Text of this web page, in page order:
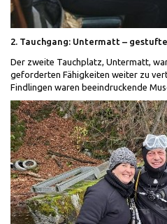
2. Tauchgang: Untermatt –
Der zweite Tauchplatz, Untermatt,
geforderten Fähigkeiten weiter zu
Findlingen waren beeindruckende